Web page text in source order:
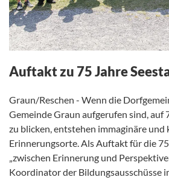
Auftakt zu 75 Jahre
Graun/Reschen - Wenn die
Gemeinde Graun aufgerufen sind, auf
zu blicken, entstehen immaginäre und
Erinnerungsorte. Als Auftakt für die
„zwischen Erinnerung und
Koordinator der Bildungsausschüsse